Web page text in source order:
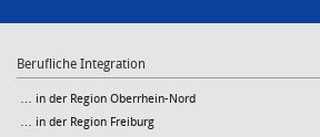
Berufliche Integration
… in der Region Oberrhein-Nord
… in der Region Freiburg